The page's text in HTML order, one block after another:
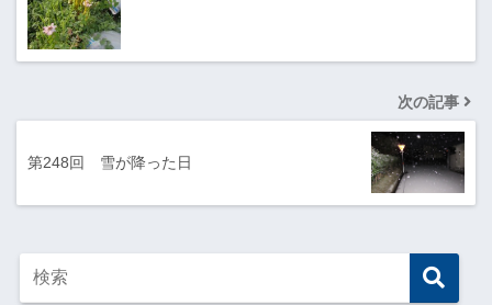
次の記事
第248回 雪が降った日